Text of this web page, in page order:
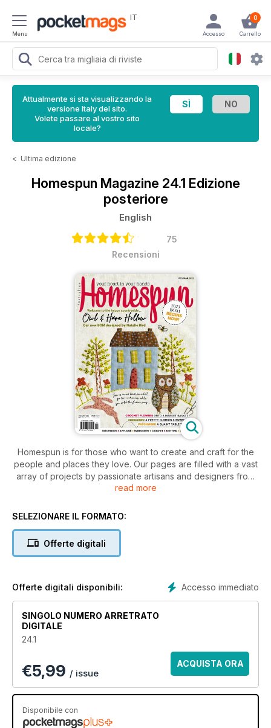
Menu
IT 0
Carrello
Accesso
Attualmente si sta visualizzando la
versione Italy del sito.
Volete passare al vostro sito
locale?
< Ultima edizione
Homespun Magazine 24.1 Edizione
posteriore
English
75
Recensioni
Homespun is for those who want to create and craft for the
people and places they love. Our pages are filled with a vast
array of projects by passionate artisans and designers from
around Australia and the world. Creatively combining themes,
applique, embroidery, crochet, knitting, and toy making
easy-to-follow instructions and patterns sheets to help you
make quilts, bags, softies, dolls, cushions, wall hangings, and
read more
SELEZIONARE IL FORMATO:
Offerte digitali
Accesso immediato
Offerte digitali disponibili:
SINGOLO NUMERO ARRETRATO
DIGITALE
24.1
€5,99 / issue
ACQUISTA ORA
Disponibile con